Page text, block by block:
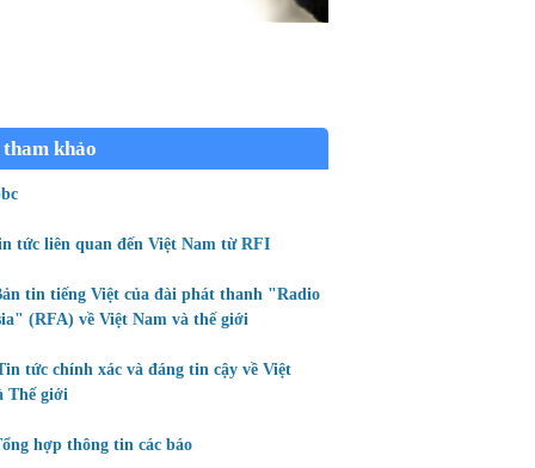
tham khảo
tức liên quan đến Việt Nam từ RFI
tin tiếng Việt của đài phát thanh "Radio
(RFA) về Việt Nam và thế giới
tức chính xác và đáng tin cậy về Việt
Thế giới
hợp thông tin các báo